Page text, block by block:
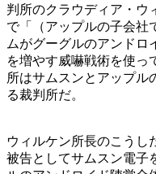
判所のクラウディア・ウ
で「（アップルの子会社
ムがグーグルのアンドロ
を増やす威嚇戦術を使っ
所はサムスンとアップル
る裁判所だ。
ウィルケン所長のこうし
被告としてサムスン電子